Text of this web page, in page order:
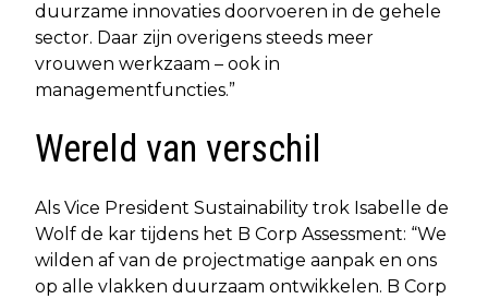
duurzame innovaties doorvoeren in de gehele
sector. Daar zijn overigens steeds meer
vrouwen werkzaam – ook in
managementfuncties.”
Wereld van verschil
Als Vice President Sustainability trok Isabelle de
Wolf de kar tijdens het B Corp Assessment: “We
wilden af van de projectmatige aanpak en ons
op alle vlakken duurzaam ontwikkelen. B Corp